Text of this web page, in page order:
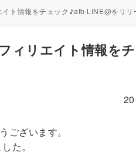
ト情報をチェック♪afb LINE@をリリ
ィリエイト情報を
ございます。
た。